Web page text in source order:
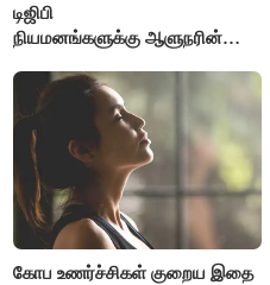
டிஜிபி
நியமனங்களுக்கு ஆளுநரின்
தமிழ்நாடு அரசு அதிரடி..!
கோப உணர்ச்சிகள் குறைய இதை